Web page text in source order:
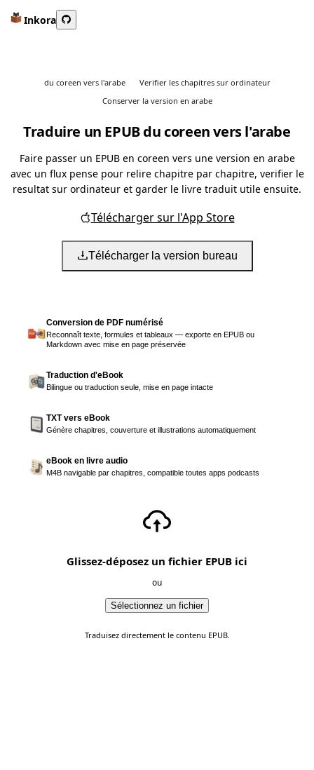
Inkora
du coreen vers l'arabe
Verifier les chapitres sur ordinateur
Conserver la version en arabe
Traduire un EPUB du coreen vers l'arabe
Faire passer un EPUB en coreen vers une version en arabe
avec un flux pense pour relire chapitre par chapitre, verifier le
resultat sur ordinateur et garder le livre traduit utile ensuite.
Télécharger sur l'App Store
Télécharger la version bureau
Conversion de PDF numérisé
Reconnaît texte, formules et tableaux — exporte en EPUB ou
Markdown avec mise en page préservée
Traduction d'eBook
Bilingue ou traduction seule, mise en page intacte
TXT vers eBook
Génère chapitres, couverture et illustrations automatiquement
eBook en livre audio
M4B navigable par chapitres, compatible toutes apps podcasts
Glissez-déposez un fichier EPUB ici
ou
Sélectionnez un fichier
Traduisez directement le contenu EPUB.